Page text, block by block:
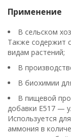
Применение
В сельском
Также содержит
видам растений;
В
В биохимии
В пищевой
добавки E517 —
Используется
аммония в